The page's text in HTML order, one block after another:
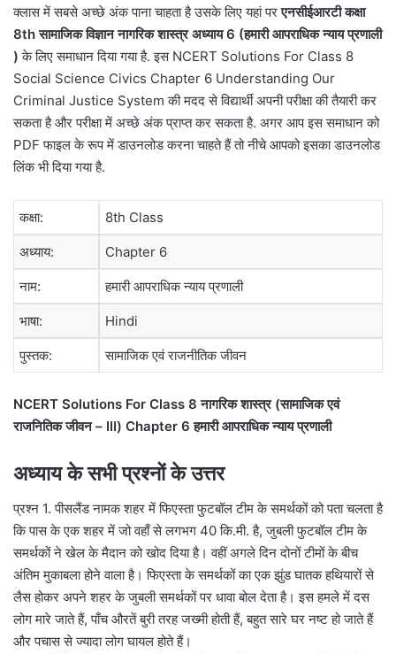
क्लास में सबसे अच्छे अंक पाना चाहता है उसके लिए यहां परएनसीईआरटी कक्षा
8th सामाजिक विज्ञान नागरिक शास्त्र अध्याय 6 (हमारी आपराधिक न्याय प्रणाली
) के लिए समाधान दिया गया है. इस NCERT Solutions For Class 8
Social Science Civics Chapter 6 Understanding Our
Criminal Justice System की मदद से विद्यार्थी अपनी परीक्षा की तैयारी कर
सकता है और परीक्षा में अच्छे अंक प्राप्त कर सकता है. अगर आप इस समाधान को
PDF फाइल के रूप में डाउनलोड करना चाहते हैं तो नीचे आपको इसका डाउनलोड
लिंक भी दिया गया है.
कक्षा: 8th Class
अध्याय: Chapter 6
नाम: हमारी आपराधिक न्याय प्रणाली
भाषा: Hindi
पुस्तक: सामाजिक एवं राजनीतिक जीवन
NCERT Solutions For Class 8 नागरिक शास्त्र (सामाजिक एवं
राजनितिक जीवन – III) Chapter 6 हमारी आपराधिक न्याय प्रणाली
अध्याय के सभी प्रश्नों के उत्तर
प्रश्न 1. पीसलैंड नामक शहर में फिएस्ता फुटबॉल टीम के समर्थकों को पता चलता है
कि पास के एक शहर में जो वहाँ से लगभग 40 कि.मी. है, जुबली फुटबॉल टीम के
समर्थकों ने खेल के मैदान को खोद दिया है। वहीं अगले दिन दोनों टीमों के बीच
अंतिम मुकाबला होने वाला है। फिएस्ता के समर्थकों का एक झुंड घातक हथियारों से
लैस होकर अपने शहर के जुबली समर्थकों पर धावा बोल देता है। इस हमले में दस
लोग मारे जाते हैं, पाँच औरतें बुरी तरह जख्मी होती हैं, बहुत सारे घर नष्ट हो जाते हैं
और पचास से ज्यादा लोग घायल होते हैं।